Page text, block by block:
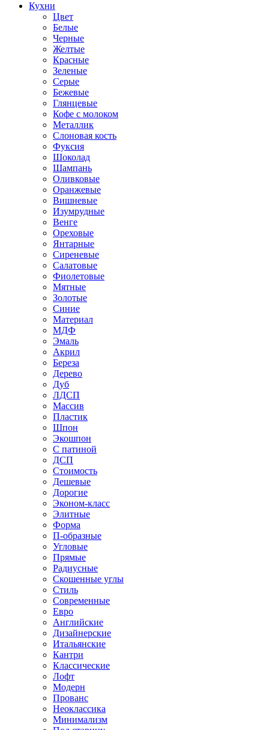
Кухни
Цвет
Белые
Черные
Желтые
Красные
Зеленые
Серые
Бежевые
Глянцевые
Кофе с молоком
Металлик
Слоновая кость
Фуксия
Шоколад
Шампань
Оливковые
Оранжевые
Вишневые
Изумрудные
Венге
Ореховые
Янтарные
Сиреневые
Салатовые
Фиолетовые
Мятные
Золотые
Синие
Материал
МДФ
Эмаль
Акрил
Береза
Дерево
Дуб
ЛДСП
Массив
Пластик
Шпон
Экошпон
С патиной
ДСП
Стоимость
Дешевые
Дорогие
Эконом-класс
Элитные
Форма
П-образные
Угловые
Прямые
Радиусные
Скошенные углы
Стиль
Современные
Евро
Английские
Дизайнерские
Итальянские
Кантри
Классические
Лофт
Модерн
Прованс
Неоклассика
Минимализм